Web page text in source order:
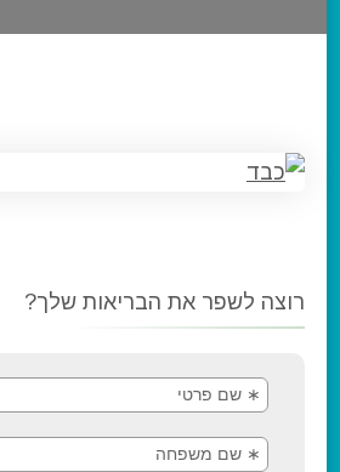
רוצה לשפר את הבריאות שלך?